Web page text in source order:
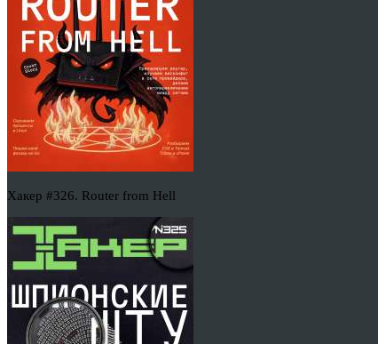
Хакер #326. Router from Hell